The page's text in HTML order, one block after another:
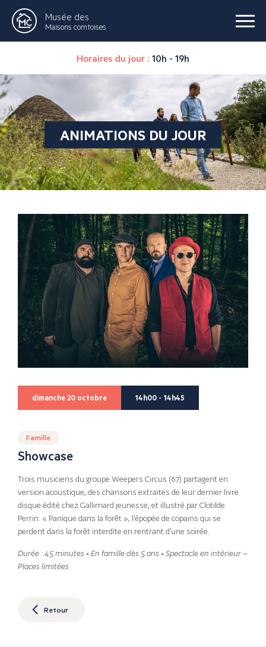
Musée des
Maisons comtoises
Horaires du jour : 10h - 19h
ANIMATIONS DU JOUR
dimanche 20 octobre 14h00 - 14h45
Famille
Showcase
Trois musiciens du groupe Weepers Circus (67) partagent en
version acoustique, des chansons extraites de leur dernier livre
disque édité chez Gallimard jeunesse, et illustré par Clotilde
Perrin. « Panique dans la forêt », l’épopée de copains qui se
perdent dans la forêt interdite en rentrant d’une soirée.
Durée : 45 minutes • En famille dès 5 ans • Spectacle en intérieur –
Places limitées
Retour